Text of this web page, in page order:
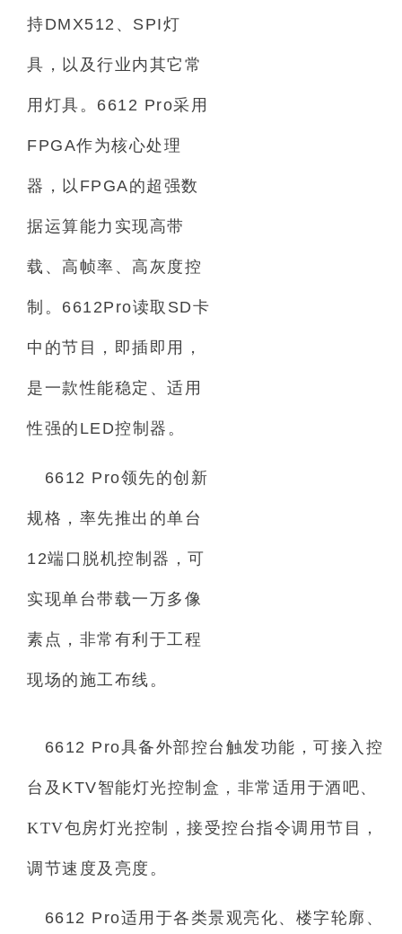
持DMX512、SPI灯
具，以及行业内其它常
用灯具。 6612 Pro采用
FPGA作为核心处理
器，以 FPGA的超强数
据运算能力实现高带
载、高帧率、高灰度控
制。 6612Pro读取 SD卡
中的节目，即插即用，
是一款性能稳定、适用
性强的 LED控制器。
6612 Pro领先的创新
规格，率先推出的单台
12端口脱机控制器，可
实现单台带载一万多像
素点，非常有利于工程
现场的施工布线。
6612 Pro具备外部控台触发功能，可接入控
台及 KTV智能灯光控制盒，非常适用于酒吧、
KTV包房灯光控制，接受控台指令调用节目，
调节速度及亮度。
6612 Pro适用于各类景观亮化、楼字轮廓、